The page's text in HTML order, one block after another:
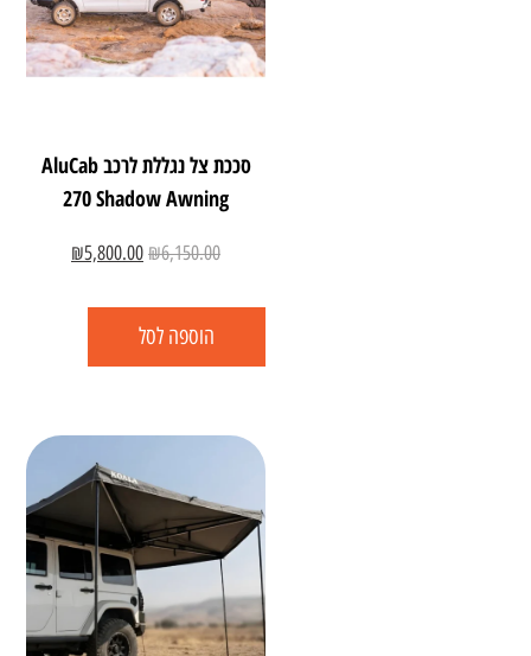
סככת צל נגללת לרכב AluCab
270 Shadow Awning
₪6,150.00
₪5,800.00
הוספה לסל